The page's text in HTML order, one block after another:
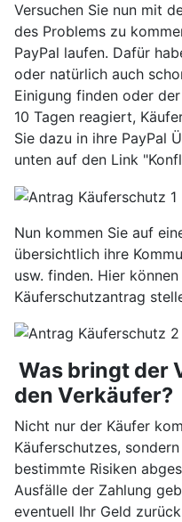
Versuchen Sie nun mit
des Problems zu
PayPal laufen. Dafür
oder natürlich auch
Einigung finden oder
10 Tagen reagiert,
Sie dazu in ihre PayPal
unten auf den Link
Nun kommen Sie auf
übersichtlich ihre
usw. finden. Hier
Käuferschutzantrag
Was bringt der
den Verkäufer?
Nicht nur der Käufer
Käuferschutzes,
bestimmte Risiken
Ausfälle der Zahlung
eventuell Ihr Geld